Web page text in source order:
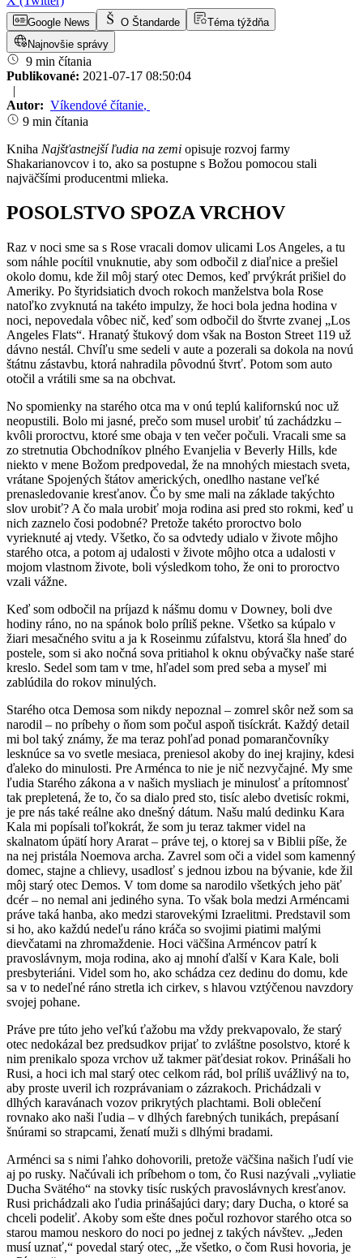
Google News O Štandarde
Téma týždňa
Najnovšie správy
9 min čítania
Publikované: 2021-07-17 08:50:04
|
Autor: Víkendové čítanie,
9 min čítania
Kniha Najšťastnejší ľudia na zemi opisuje rozvoj farmy
Shakarianovcov i to, ako sa postupne s Božou pomocou stali
najväčšími producentmi mlieka.
POSOLSTVO SPOZA VRCHOV
Raz v noci sme sa s Rose vracali domov ulicami Los Angeles, a tu
som náhle pocítil vnuknutie, aby som odbočil z diaľnice a prešiel
okolo domu, kde žil môj starý otec Demos, keď prvýkrát prišiel do
Ameriky. Po štyridsiatich dvoch rokoch manželstva bola Rose
natoľko zvyknutá na takéto impulzy, že hoci bola jedna hodina v
noci, nepovedala vôbec nič, keď som odbočil do štvrte zvanej „Los
Angeles Flats“. Hranatý štukový dom však na Boston Street 119 už
dávno nestál. Chvíľu sme sedeli v aute a pozerali sa dokola na novú
štátnu zástavbu, ktorá nahradila pôvodnú štvrť. Potom som auto
otočil a vrátili sme sa na obchvat.
No spomienky na starého otca ma v onú teplú kalifornskú noc už
neopustili. Bolo mi jasné, prečo som musel urobiť tú zachádzku –
kvôli proroctvu, ktoré sme obaja v ten večer počuli. Vracali sme sa
zo stretnutia Obchodníkov plného Evanjelia v Beverly Hills, kde
niekto v mene Božom predpovedal, že na mnohých miestach sveta,
vrátane Spojených štátov amerických, onedlho nastane veľké
prenasledovanie kresťanov. Čo by sme mali na základe takýchto
slov urobiť? A čo mala urobiť moja rodina asi pred sto rokmi, keď u
nich zaznelo čosi podobné? Pretože takéto proroctvo bolo
vyrieknuté aj vtedy. Všetko, čo sa odvtedy udialo v živote môjho
starého otca, a potom aj udalosti v živote môjho otca a udalosti v
mojom vlastnom živote, boli výsledkom toho, že oni to proroctvo
vzali vážne.
Keď som odbočil na príjazd k nášmu domu v Downey, boli dve
hodiny ráno, no na spánok bolo príliš pekne. Všetko sa kúpalo v
žiari mesačného svitu a ja k Roseinmu zúfalstvu, ktorá šla hneď do
postele, som si ako nočná sova pritiahol k oknu obývačky naše staré
kreslo. Sedel som tam v tme, hľadel som pred seba a myseľ mi
zablúdila do rokov minulých.
Starého otca Demosa som nikdy nepoznal – zomrel skôr než som sa
narodil – no príbehy o ňom som počul aspoň tisíckrát. Každý detail
mi bol taký známy, že ma teraz pohľad ponad pomarančovníky
lesknúce sa vo svetle mesiaca, preniesol akoby do inej krajiny, kdesi
ďaleko do minulosti. Pre Arménca to nie je nič nezvyčajné. My sme
ľudia Starého zákona a v našich mysliach je minulosť a prítomnosť
tak prepletená, že to, čo sa dialo pred sto, tisíc alebo dvetisíc rokmi,
je pre nás také reálne ako dnešný dátum. Našu malú dedinku Kara
Kala mi popísali toľkokrát, že som ju teraz takmer videl na
skalnatom úpätí hory Ararat – práve tej, o ktorej sa v Biblii píše, že
na nej pristála Noemova archa. Zavrel som oči a videl som kamenný
domec, stajne a chlievy, usadlosť s jednou izbou na bývanie, kde žil
môj starý otec Demos. V tom dome sa narodilo všetkých jeho päť
dcér – no nemal ani jediného syna. To však bola medzi Arméncami
práve taká hanba, ako medzi starovekými Izraelitmi. Predstavil som
si ho, ako každú nedeľu ráno kráča so svojimi piatimi malými
dievčatami na zhromaždenie. Hoci väčšina Arméncov patrí k
pravoslávnym, moja rodina, ako aj mnohí ďalší v Kara Kale, boli
presbyteriáni. Videl som ho, ako schádza cez dedinu do domu, kde
sa v to nedeľné ráno stretla ich cirkev, s hlavou vztýčenou navzdory
svojej pohane.
Práve pre túto jeho veľkú ťažobu ma vždy prekvapovalo, že starý
otec nedokázal bez predsudkov prijať to zvláštne posolstvo, ktoré k
nim prenikalo spoza vrchov už takmer päťdesiat rokov. Prinášali ho
Rusi, a hoci ich mal starý otec celkom rád, bol príliš uvážlivý na to,
aby proste uveril ich rozprávaniam o zázrakoch. Prichádzali v
dlhých karavánach vozov prikrytých plachtami. Boli oblečení
rovnako ako naši ľudia – v dlhých farebných tunikách, prepásaní
šnúrami so strapcami, ženatí muži s dlhými bradami.
Arménci sa s nimi ľahko dohovorili, pretože väčšina našich ľudí vie
aj po rusky. Načúvali ich príbehom o tom, čo Rusi nazývali „vyliatie
Ducha Svätého“ na stovky tisíc ruských pravoslávnych kresťanov.
Rusi prichádzali ako ľudia prinášajúci dary; dary Ducha, o ktoré sa
chceli podeliť. Akoby som ešte dnes počul rozhovor starého otca so
starou mamou neskoro do noci po jednej z takých návštev. „Jeden
musí uznať,“ povedal starý otec, „že všetko, o čom Rusi hovoria, je